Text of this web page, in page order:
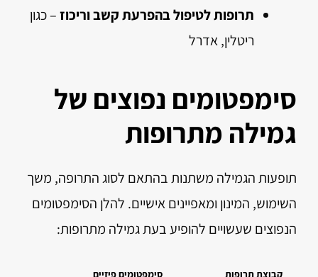
תרופות לטיפול בהפרעת קשב וריכוז– כגון
ריטלין, אדרל
סימפטומים נפוצים של
גמילה מתרופות
תופעות הגמילה משתנות בהתאם לסוג התרופה, משך
השימוש, המינון ומאפיינים אישיים. להלן הסימפטומים
הנפוצים שעשויים להופיע בעת גמילה מתרופות:
קבוצת תרופות סימפטומים פיזיים